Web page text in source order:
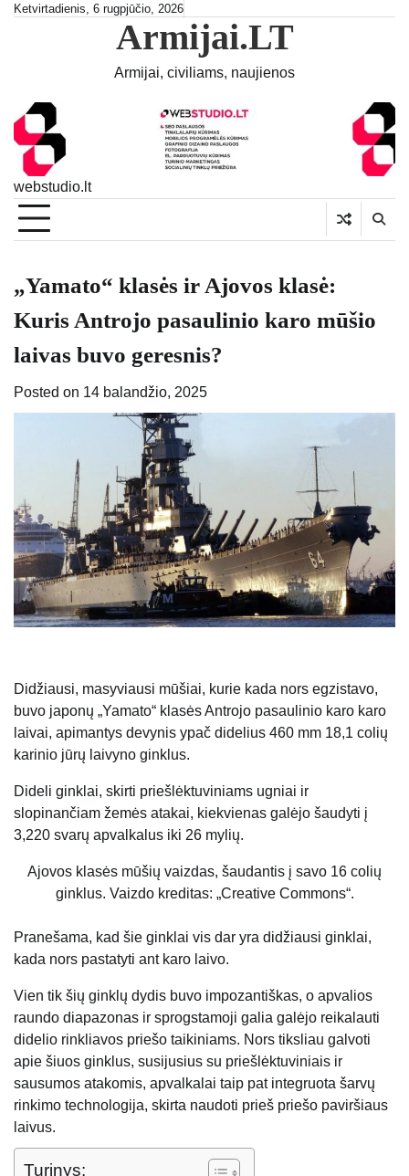
SkipKetvirtadienis, 6 rugpjūčio, 2026
Armijai.LT
Armijai, civiliams, naujienos
webstudio.lt
„Yamato“ klasės ir Ajovos klasė:
Kuris Antrojo pasaulinio karo mūšio
laivas buvo geresnis?
Posted on 14 balandžio, 2025
Didžiausi, masyviausi mūšiai, kurie kada nors egzistavo,
buvo japonų „Yamato“ klasės Antrojo pasaulinio karo karo
laivai, apimantys devynis ypač didelius 460 mm 18,1 colių
karinio jūrų laivyno ginklus.
Dideli ginklai, skirti priešlėktuviniams ugniai ir
slopinančiam žemės atakai, kiekvienas galėjo šaudyti į
3,220 svarų apvalkalus iki 26 mylių.
Ajovos klasės mūšių vaizdas, šaudantis į savo 16 colių
ginklus. Vaizdo kreditas: „Creative Commons“.
Pranešama, kad šie ginklai vis dar yra didžiausi ginklai,
kada nors pastatyti ant karo laivo.
Vien tik šių ginklų dydis buvo impozantiškas, o apvalios
raundo diapazonas ir sprogstamoji galia galėjo reikalauti
didelio rinkliavos priešo taikiniams. Nors tiksliau galvoti
apie šiuos ginklus, susijusius su priešlėktuviniais ir
sausumos atakomis, apvalkalai taip pat integruota šarvų
rinkimo technologija, skirta naudoti prieš priešo paviršiaus
laivus.
Turinys: